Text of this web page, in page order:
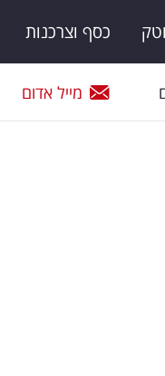
כסף וצרכנות
מייל אדום